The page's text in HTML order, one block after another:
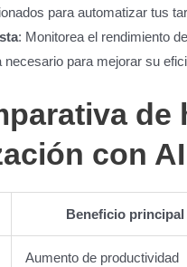
para automatizar tus
: Monitorea el rendimiento
necesario para mejorar su
de
con AI
Beneficio principal
Aumento de productividad